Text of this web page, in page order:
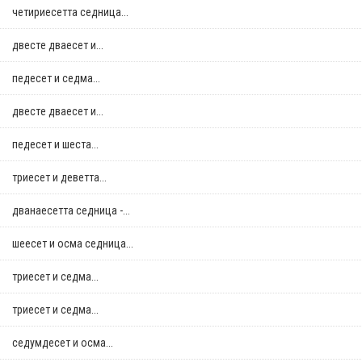
четириесетта седница...
двестe дваесет и...
педесет и седма...
двестe дваесет и...
педесет и шеста...
триесет и деветта...
дванаесетта седница -...
шеесет и осма седница...
триесет и седма...
триесет и седма...
седумдесет и осма...